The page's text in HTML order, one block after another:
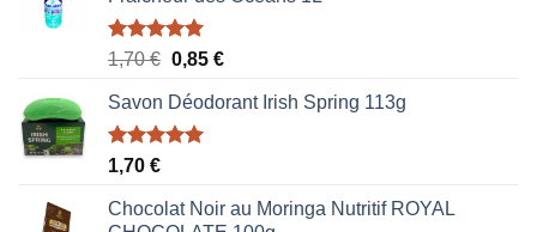
Note5.00
1,70€ Le
initial
était :
0,85 €Le
actuel
Savon Déodorant Irish Spring 113g
Note5.00
1,70 €
Chocolat Noir au Moringa Nutritif ROYAL